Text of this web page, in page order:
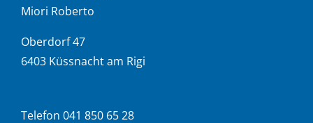
Miori Roberto
Oberdorf 47
6403 Küssnacht am Rigi
Telefon 041 850 65 28